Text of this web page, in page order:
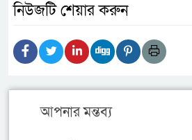
নিউজটি শেয়ার করুন
আপনার মন্তব্য